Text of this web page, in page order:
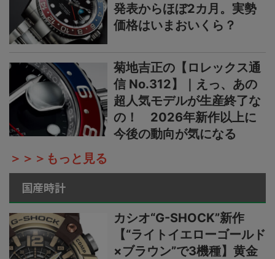
発表からほぼ2カ月。実勢
価格はいまおいくら？
菊地吉正の【ロレックス通
信 No.312】｜えっ、あの
超人気モデルが生産終了な
の！ 2026年新作以上に
今後の動向が気になる
＞＞＞もっと見る
国産時計
カシオ“G-SHOCK”新作
【“ライトイエローゴールド
×ブラウン”で3機種】黄金